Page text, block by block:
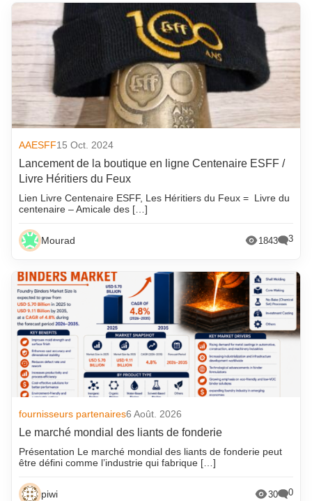
AAESFF15 Oct. 2024
Lancement de la boutique en ligne Centenaire ESFF /
Livre Héritiers du Feux
Lien Livre Centenaire ESFF, Les Héritiers du Feux = Livre du
centenaire – Amicale des […]
Mourad 1843 3
fournisseurs partenaires6 Août. 2026
Le marché mondial des liants de fonderie
Présentation Le marché mondial des liants de fonderie peut
être défini comme l’industrie qui fabrique […]
piwi 30 0